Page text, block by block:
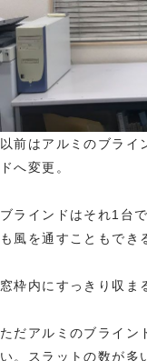
以前はアルミのブライ
ドへ変更。
ブラインドはそれ1台
も風を通すこともでき
窓枠内にすっきり収ま
ただアルミのブライン
い。スラットの数が多